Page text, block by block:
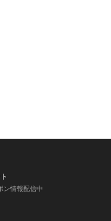
ン情報配信中